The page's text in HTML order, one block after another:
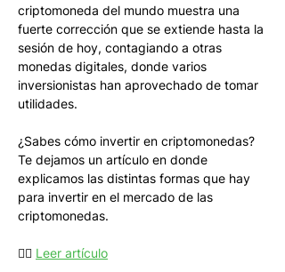
criptomoneda del mundo muestra una
fuerte corrección que se extiende hasta la
sesión de hoy, contagiando a otras
monedas digitales, donde varios
inversionistas han aprovechado de tomar
utilidades.
¿Sabes cómo invertir en criptomonedas?
Te dejamos un artículo en donde
explicamos las distintas formas que hay
para invertir en el mercado de las
criptomonedas.
👉🏻 Leer artículo